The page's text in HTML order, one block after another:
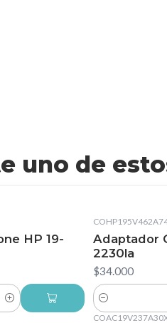
uno de
HP 19-
Adaptador
2230la
$34.000
Cantidad